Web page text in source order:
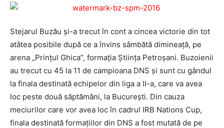
Stejarul Buzău şi-a trecut în cont a cincea victorie din tot
atâtea posibile după ce a învins sâmbătă dimineaţă, pe
arena „Prinţul Ghica”, formaţia Ştiinţa Petroşani. Buzoienii
au trecut cu 45 la 11 de campioana DNS şi sunt cu gândul
la finala destinată echipelor din liga a II-a, care va avea
loc peste două săptămâni, la Bucureşti. Din cauza
meciurilor care vor avea loc în cadrul IRB Nations Cup,
finala destinată formaţiilor din DNS a fost mutată de pe